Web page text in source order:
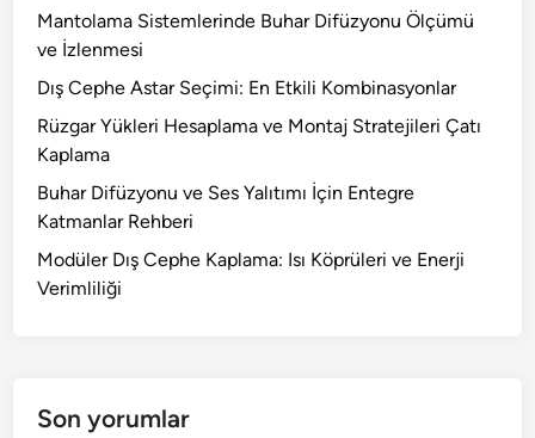
Mantolama Sistemlerinde Buhar Difüzyonu Ölçümü
ve İzlenmesi
Dış Cephe Astar Seçimi: En Etkili Kombinasyonlar
Rüzgar Yükleri Hesaplama ve Montaj Stratejileri Çatı
Kaplama
Buhar Difüzyonu ve Ses Yalıtımı İçin Entegre
Katmanlar Rehberi
Modüler Dış Cephe Kaplama: Isı Köprüleri ve Enerji
Verimliliği
Son yorumlar